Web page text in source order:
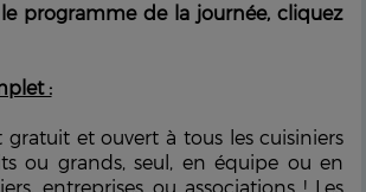
programme de la journée, cliquez
:
gratuit et ouvert à tous les cuisiniers
ou grands, seul, en équipe ou en
entreprises ou associations ! Les